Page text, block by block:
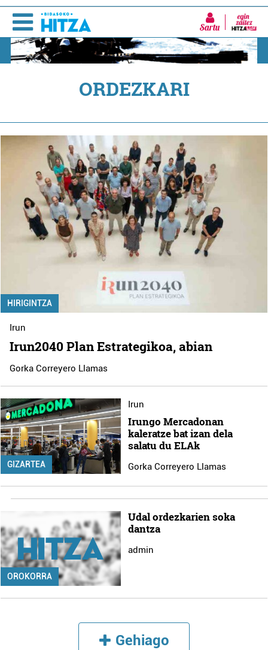
Sartu
ORDEZKARI
HIRIGINTZA
Irun
Irun2040 Plan Estrategikoa, abian
Gorka Correyero Llamas
GIZARTEA
Irun
Irungo Mercadonan
kaleratze bat izan dela
salatu du ELAk
Gorka Correyero Llamas
OROKORRA
Udal ordezkarien soka
dantza
admin
Gehiago